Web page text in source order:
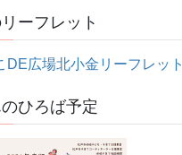
ーフレット
DE広場北小金リーフレット
ひろば予定